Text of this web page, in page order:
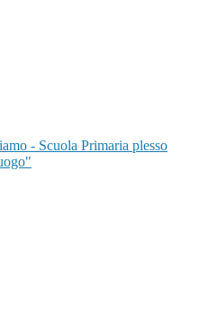
- Scuola Primaria plesso